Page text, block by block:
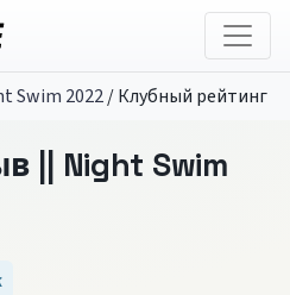
Swim 2022/Клубный рейтинг
|| Night Swim